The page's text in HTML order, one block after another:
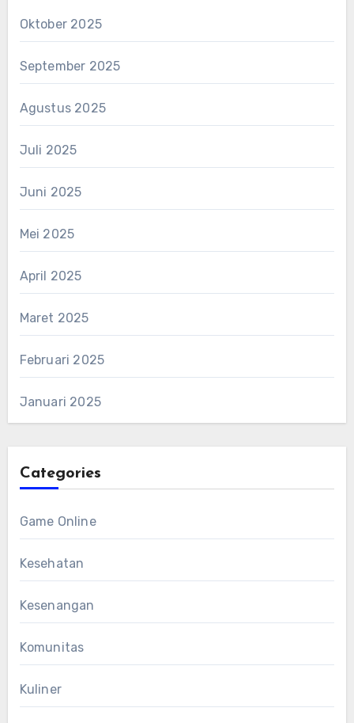
Oktober 2025
September 2025
Agustus 2025
Juli 2025
Juni 2025
Mei 2025
April 2025
Maret 2025
Februari 2025
Januari 2025
Categories
Game Online
Kesehatan
Kesenangan
Komunitas
Kuliner